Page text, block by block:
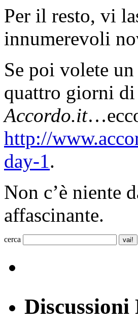
Per il resto, vi
innumerevoli
Se poi volete
quattro giorni
Accordo.it
http://
day-1.
Non c’è niente
affascinante.
cerca
Discussioni